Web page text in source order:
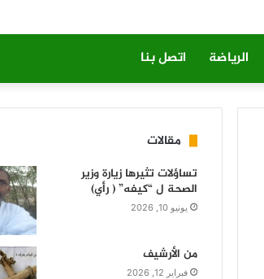
الرياضة اتصل بنا
مقالات
تساؤلات تثيرها زيارة وزير
الصحة ل “كيفه” ( رأي)
يونيو 10, 2026
من الأرشيف
فبراير 12, 2026